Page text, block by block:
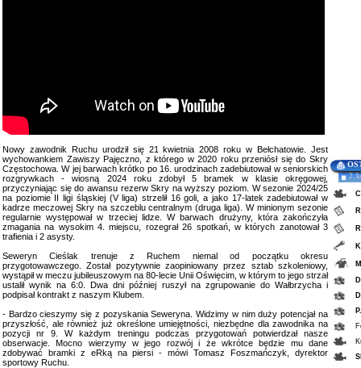
Nowy zawodnik Ruchu urodził się 21 kwietnia 2008 roku w Bełchatowie. Jest
wychowankiem Zawiszy Pajęczno, z którego w 2020 roku przeniósł się do Skry
Częstochowa. W jej barwach krótko po 16. urodzinach zadebiutował w seniorskich
rozgrywkach - wiosną 2024 roku zdobył 5 bramek w klasie okręgowej,
przyczyniając się do awansu rezerw Skry na wyższy poziom. W sezonie 2024/25
na poziomie II ligi śląskiej (V liga) strzelił 16 goli, a jako 17-latek zadebiutował w
kadrze meczowej Skry na szczeblu centralnym (druga liga). W minionym sezonie
regularnie występował w trzeciej lidze. W barwach drużyny, która zakończyła
zmagania na wysokim 4. miejscu, rozegrał 26 spotkań, w których zanotował 3
trafienia i 2 asysty.
Seweryn Cieślak trenuje z Ruchem niemal od początku okresu
przygotowawczego. Został pozytywnie zaopiniowany przez sztab szkoleniowy,
wystąpił w meczu jubileuszowym na 80-lecie Unii Oświęcim, w którym to jego strzał
ustalił wynik na 6:0. Dwa dni później ruszył na zgrupowanie do Wałbrzycha i
podpisał kontrakt z naszym Klubem.
- Bardzo cieszymy się z pozyskania Seweryna. Widzimy w nim duży potencjał na
przyszłość, ale również już określone umiejętności, niezbędne dla zawodnika na
pozycji nr 9. W każdym treningu podczas przygotowań potwierdzał nasze
obserwacje. Mocno wierzymy w jego rozwój i że wkrótce będzie mu dane
zdobywać bramki z eRką na piersi - mówi Tomasz Foszmańczyk, dyrektor
sportowy Ruchu.
2.